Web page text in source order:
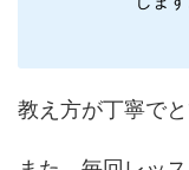
教え方が丁寧で